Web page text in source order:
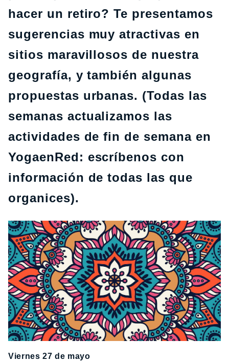
hacer un retiro? Te presentamos
sugerencias muy atractivas en
sitios maravillosos de nuestra
geografía, y también algunas
propuestas urbanas. (Todas las
semanas actualizamos las
actividades de fin de semana en
YogaenRed: escríbenos con
información de todas las que
organices).
Viernes 27 de mayo